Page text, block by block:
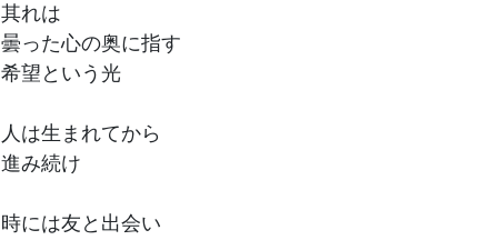
其れは
曇った心の奥に指す
希望という光
人は生まれてから
進み続け
時には友と出会い